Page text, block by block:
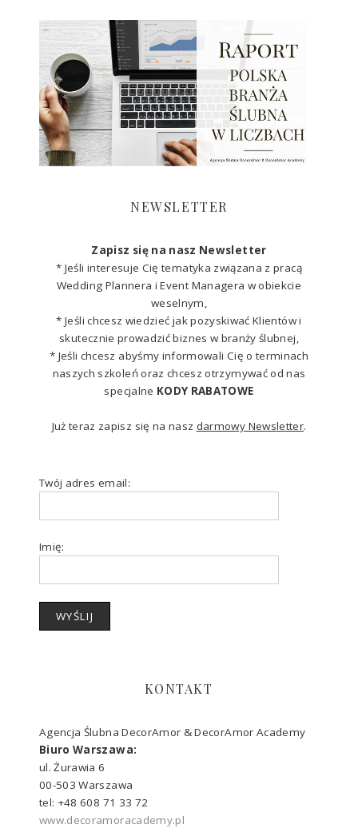
NEWSLETTER
Zapisz się na nasz Newsletter
* Jeśli interesuje Cię tematyka związana z pracą
Wedding Plannera i Event Managera w obiekcie
weselnym,
* Jeśli chcesz wiedzieć jak pozyskiwać Klientów i
skutecznie prowadzić biznes w branży ślubnej,
* Jeśli chcesz abyśmy informowali Cię o terminach
naszych szkoleń oraz chcesz otrzymywać od nas
specjalne KODY RABATOWE
Już teraz zapisz się na nasz darmowy Newsletter.
Twój adres email:
Imię:
KONTAKT
Agencja Ślubna DecorAmor & DecorAmor Academy
Biuro Warszawa:
ul. Żurawia 6
00-503 Warszawa
tel: +48 608 71 33 72
www.decoramoracademy.pl